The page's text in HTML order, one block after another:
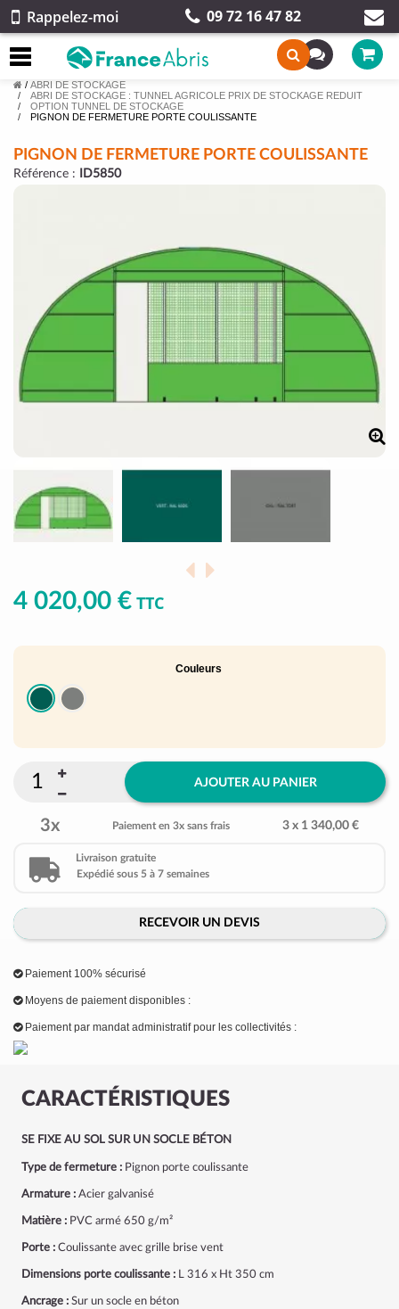
Rappelez-moi 09 72 16 47 82
/ ABRI DE STOCKAGE
ABRI DE STOCKAGE : TUNNEL AGRICOLE PRIX DE STOCKAGE REDUIT
OPTION TUNNEL DE STOCKAGE
PIGNON DE FERMETURE PORTE COULISSANTE
PIGNON DE FERMETURE PORTE COULISSANTE
Référence : ID5850
CARACTÉRISTIQUES
SE FIXE AU SOL SUR UN SOCLE BÉTON
Type de fermeture : Pignon porte coulissante
Armature : Acier galvanisé
Matière : PVC armé 650 g/m²
Porte : Coulissante avec grille brise vent
Dimensions porte coulissante : L 316 x Ht 350 cm
Ancrage : Sur un socle en béton
4 020,00 € TTC
Couleurs
AJOUTER AU PANIER
3x Paiement en 3x sans frais 3 x 1 340,00 €
Livraison gratuite
Expédié sous 5 à 7 semaines
RECEVOIR UN DEVIS
Paiement 100% sécurisé
Moyens de paiement disponibles :
Paiement par mandat administratif pour les collectivités :